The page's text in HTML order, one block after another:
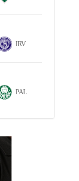
IRV
PAL